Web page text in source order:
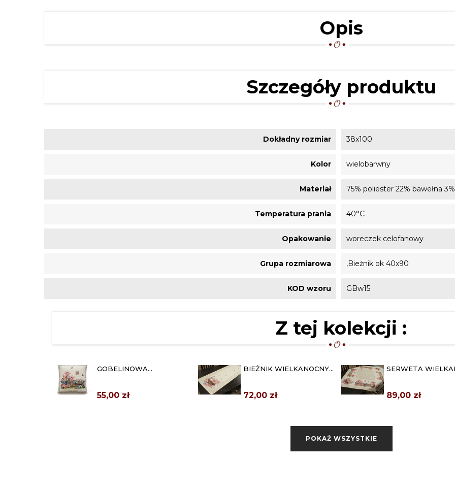
Opis
Szczegóły produktu
Dokładny rozmiar 38x100
Kolor wielobarwny
Materiał 75% poliester 22% bawełna
Temperatura prania 40°C
Opakowanie woreczek celofanowy
Grupa rozmiarowa ,Bieżnik ok 40x90
KOD wzoru GBw15
Z tej kolekcji :
GOBELINOWA
WIELKANOCNA
55,00 zł
BIEŻNIK WIELKANOCNY
"KOLOROWE...
72,00 zł
SERWETA
"KOLOROWE...
89,00 zł
POKAŻ WSZYSTKIE